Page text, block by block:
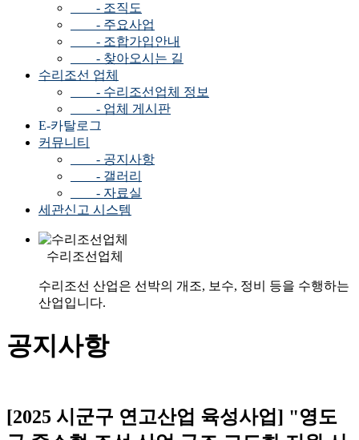
- 조직도
- 주요사업
- 조합가입안내
- 찾아오시는 길
수리조선 업체
- 수리조선업체 정보
- 업체 게시판
E-카탈로그
커뮤니티
- 공지사항
- 갤러리
- 자료실
세관신고 시스템
수리조선업체
수리조선 산업은 선박의 개조, 보수, 정비 등을 수행하는
산업입니다.
공지사항
[2025 시군구 연고산업 육성사업] "영도